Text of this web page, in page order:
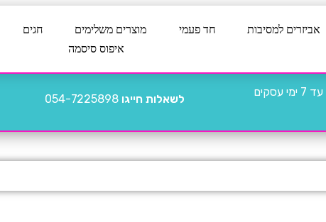
אביזרים למסיבות חד פעמי מוצרים משלימים חגים
איפוס סיסמה
עד 7 ימי עסקים
לשאלות חייגו 054-7225898